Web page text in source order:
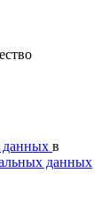
данных в
данных